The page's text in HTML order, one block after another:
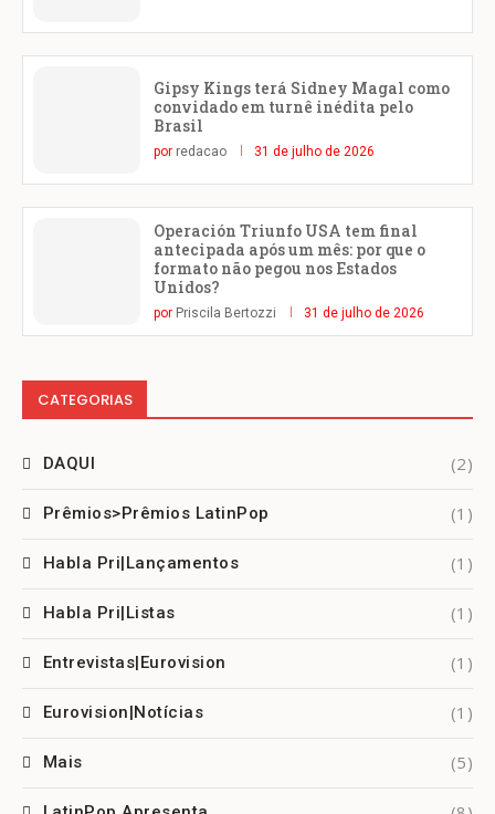
Gipsy Kings terá Sidney Magal como
convidado em turnê inédita pelo
Brasil
por redacao 31 de julho de 2026
Operación Triunfo USA tem final
antecipada após um mês: por que o
formato não pegou nos Estados
Unidos?
por Priscila Bertozzi 31 de julho de 2026
CATEGORIAS
DAQUI (2)
Prêmios>Prêmios LatinPop (1)
Habla Pri|Lançamentos (1)
Habla Pri|Listas (1)
Entrevistas|Eurovision (1)
Eurovision|Notícias (1)
Mais (5)